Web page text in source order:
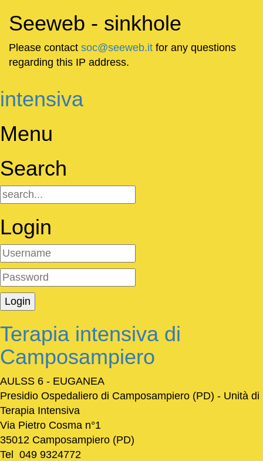
Seeweb - sinkhole
Please contact soc@seeweb.it for any questions
regarding this IP address.
intensiva
Menu
Search
Login
Terapia intensiva di
Camposampiero
AULSS 6 - EUGANEA
Presidio Ospedaliero di Camposampiero (PD) - Unità di
Terapia Intensiva
Via Pietro Cosma n°1
35012 Camposampiero (PD)
Tel 049 9324772